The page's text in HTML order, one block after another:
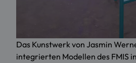
Das Kunstwerk von Jasmin
integrierten Modellen des FMIS